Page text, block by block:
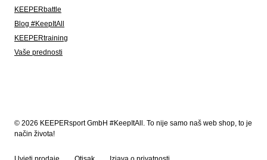
KEEPERbattle
Blog #KeepItAll
KEEPERtraining
Vaše prednosti
© 2026 KEEPERsport GmbH #KeepItAll. To nije samo naš web shop, to je
način života!